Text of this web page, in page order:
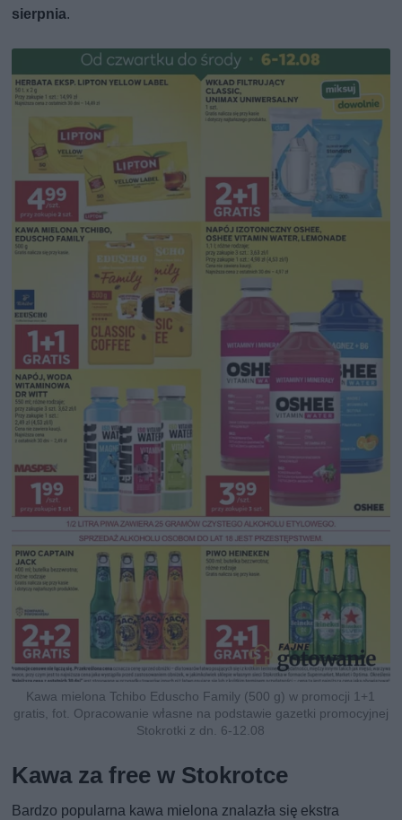
sierpnia.
Kawa mielona Tchibo Eduscho Family (500 g) w promocji 1+1
gratis, fot. Opracowanie własne na podstawie gazetki promocyjnej
Stokrotki z dn. 6-12.08
Kawa za free w Stokrotce
Bardzo popularna kawa mielona znalazła się ekstra